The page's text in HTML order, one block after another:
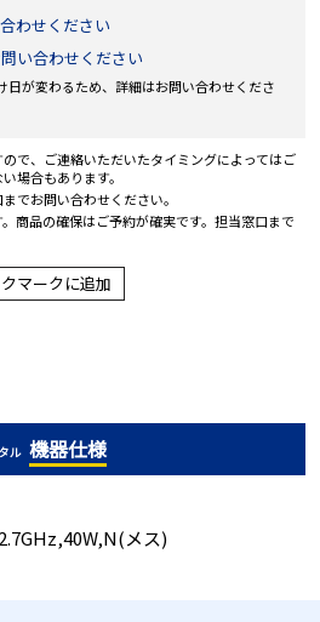
わせください
い合わせください
日が変わるため、詳細はお問い合わせくださ
で、ご連絡いただいたタイミングによってはご
場合もあります。
でお問い合わせください。
商品の確保はご予約が確実です。担当窓口まで
マークに追加
ル 機器仕様
メス)